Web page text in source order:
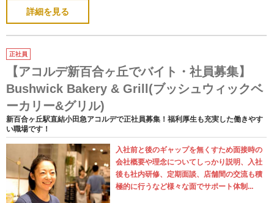
詳細を見る
正社員
【アコルデ新百合ヶ丘でバイト・社員募集】
Bushwick Bakery & Grill(ブッシュウィックベ
ーカリー&グリル)
新百合ヶ丘駅直結小田急アコルデで正社員募集！福利厚生も充実した働きやす
い職場です！
入社前と後のギャップを無くすため面接時の
会社概要や理念についてしっかり説明、入社
後も社内研修、定期面談、店舗間の交流も積
極的に行うなど様々な面でサポート体制...